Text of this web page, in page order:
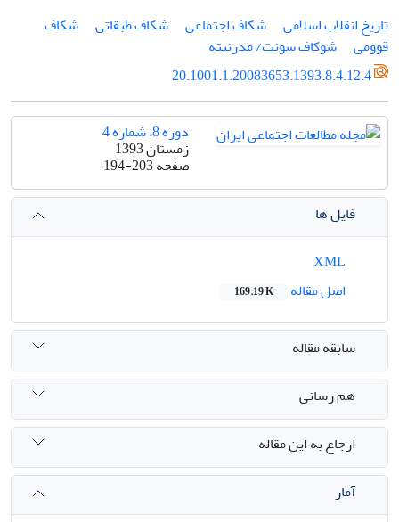
تاریخ انقلاب اسلامی
شکاف اجتماعی شکاف طبقاتی
شکاف
قوومی
شوکاف سونت/ مدرنیته
20.1001.1.20083653.1393.8.4.12.4
دوره 8، شماره 4
زمستان 1393
صفحه194-203
فایل ها
اصل مقاله
169.19 K
سابقه مقاله
هم رسانی
ارجاع به این مقاله
آمار